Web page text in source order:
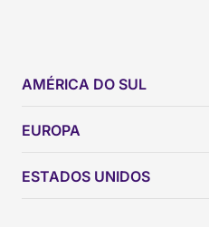
AMÉRICA DO SUL
Brasil
Colômbia
EUROPA
ESTADOS UNIDOS